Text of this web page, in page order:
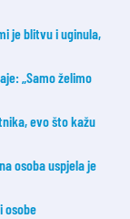
je blitvu i uginula,
„Samo želimo
evo što kažu
osoba uspjela je
osobe